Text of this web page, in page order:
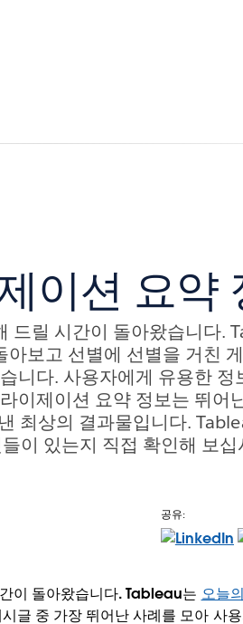
for 계획 및 가격
이션 요약
드릴 시간이 돌아왔습니다.
보고 선별에 선별을 거친
니다. 사용자에게 유용한 정
이제이션 요약 정보는 뛰어
최상의 결과물입니다.
이 있는지 직접 확인해 보십
공유:
이 돌아왔습니다. Tableau는 오늘
글 중 가장 뛰어난 사례를 모아 사